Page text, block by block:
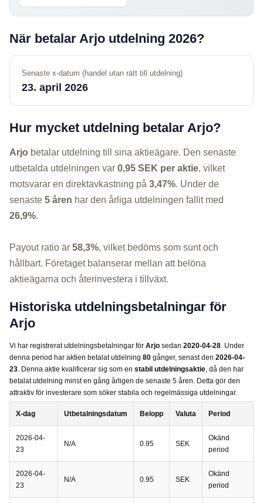
När betalar Arjo utdelning 2026?
Senaste x-datum (handel utan rätt till utdelning)
23. april 2026
Hur mycket utdelning betalar Arjo?
Arjo betalar utdelning till sina aktieägare. Den senaste
utbetalda utdelningen var 0,95 SEK per aktie, vilket
motsvarar en direktavkastning på 3,47%. Under de
senaste 5 åren har den årliga utdelningen fallit med
26,9%.
Payout ratio är 58,3%, vilket bedöms som sunt och
hållbart. Företaget balanserar mellan att belöna
aktieägarna och återinvestera i tillväxt.
Historiska utdelningsbetalningar för
Arjo
Vi har registrerat utdelningsbetalningar för Arjo sedan 2020-04-28. Under
denna period har aktien betalat utdelning 80 gånger, senast den 2026-04-
23. Denna aktie kvalificerar sig som en stabil utdelningsaktie, då den har
betalat utdelning minst en gång årligen de senaste 5 åren. Detta gör den
attraktiv för investerare som söker stabila och regelmässiga utdelningar.
X-dag Utbetalningsdatum Belopp Valuta Period
2026-04-
23
N/A 0.95 SEK
Okänd
period
2026-04-
23
N/A 0.95 SEK
Okänd
period